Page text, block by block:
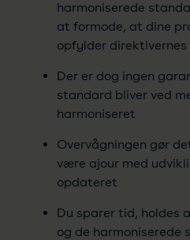
harmoniserede
at formode, at dine
opfylder direktivernes
Der er dog ingen
standard bliver ved
harmoniseret
Overvågningen gør
være ajour med
opdateret
Du sparer tid, holdes
og de harmoniserede